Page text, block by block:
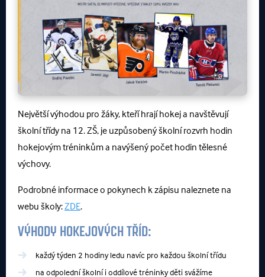
Největší výhodou pro žáky, kteří hrají hokej a navštěvují
školní třídy na 12. ZŠ, je uzpůsobený školní rozvrh hodin
hokejovým tréninkům a navýšený počet hodin tělesné
výchovy.
Podrobné informace o pokynech k zápisu naleznete na
webu školy:ZDE.
VÝHODY HOKEJOVÝCH TŘÍD:
každý týden 2 hodiny ledu navíc pro každou školní třídu
na odpolední školní i oddílové tréninky děti svážíme